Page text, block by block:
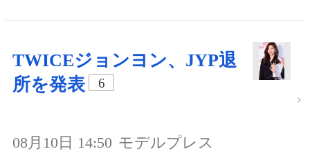
TWICEジョンヨン、JYP退
所を発表
6
08月10日 14:50 モデルプレス